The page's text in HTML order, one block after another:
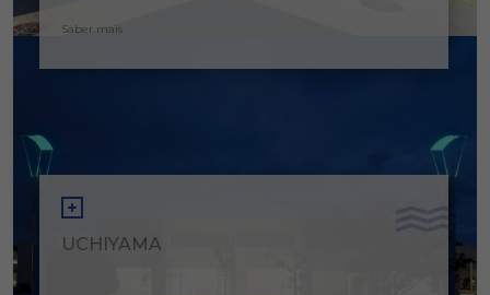
Saber mais
UCHIYAMA